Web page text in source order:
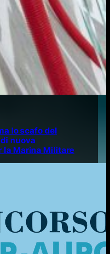
lo scafo del
nuova
la Marina Militare